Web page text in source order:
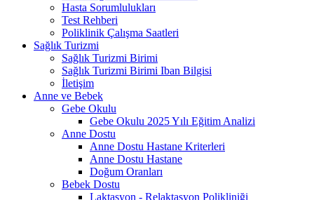
Hasta Sorumlulukları
Test Rehberi
Poliklinik Çalışma Saatleri
Sağlık Turizmi
Sağlık Turizmi Birimi
Sağlık Turizmi Birimi Iban Bilgisi
İletişim
Anne ve Bebek
Gebe Okulu
Gebe Okulu 2025 Yılı Eğitim Analizi
Anne Dostu
Anne Dostu Hastane Kriterleri
Anne Dostu Hastane
Doğum Oranları
Bebek Dostu
Laktasyon - Relaktasyon Polikliniği